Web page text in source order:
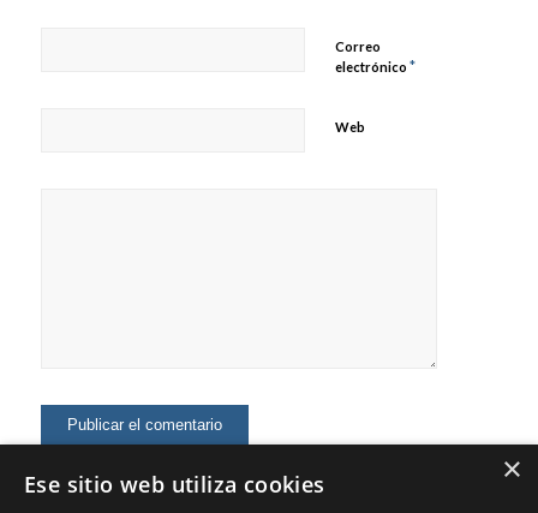
Correo
electrónico *
Web
×
Ese sitio web utiliza cookies